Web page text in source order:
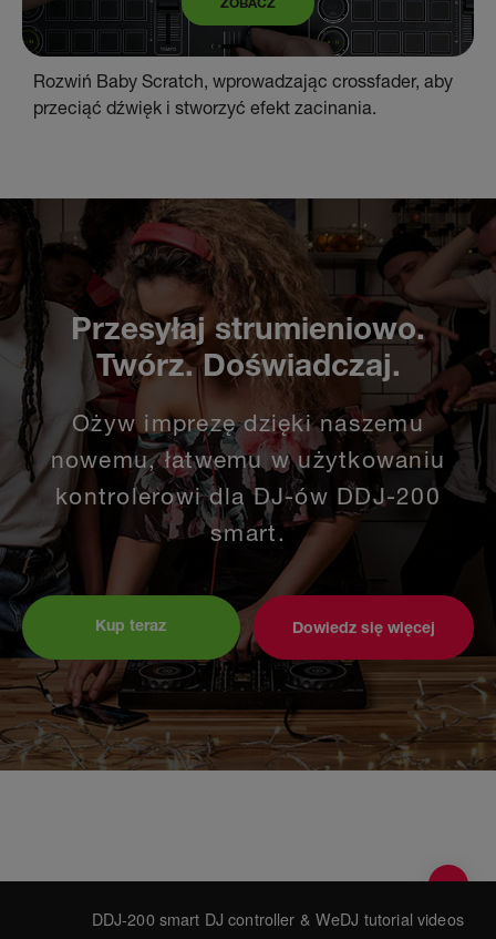
Rozwiń Baby Scratch, wprowadzając crossfader, aby
przeciąć dźwięk i stworzyć efekt zacinania.
Przesyłaj strumieniowo.
Twórz. Doświadczaj.
Ożyw imprezę dzięki naszemu
nowemu, łatwemu w użytkowaniu
kontrolerowi dla DJ-ów DDJ-200
smart.
Kup teraz Dowiedz się więcej
DDJ-200 smart DJ controller & WeDJ tutorial videos